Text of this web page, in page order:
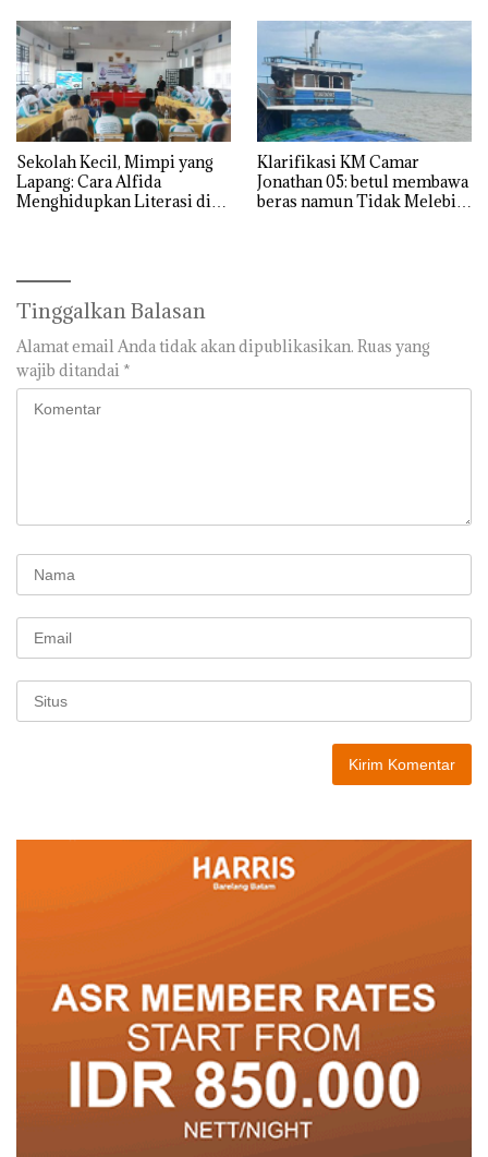
Sekolah Kecil, Mimpi yang
Lapang: Cara Alfida
Menghidupkan Literasi di
Klarifikasi KM Camar
Jonathan 05: betul membawa
beras namun Tidak Melebihi
Tinggalkan Balasan
Alamat email Anda tidak akan dipublikasikan. Ruas yang
wajib ditandai *